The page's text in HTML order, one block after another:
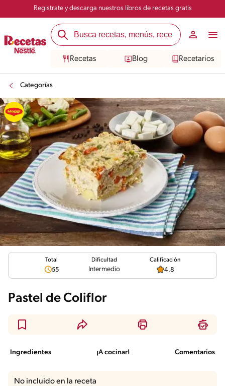
Registrate y descarga nuestros libros de recetas gratis
Recetas Blog Recetarios
Categorías
Total
55
Dificultad
Intermedio
Calificación
4.8
Pastel de Coliflor
Ingredientes ¡A cocinar! Comentarios
No incluido en la receta